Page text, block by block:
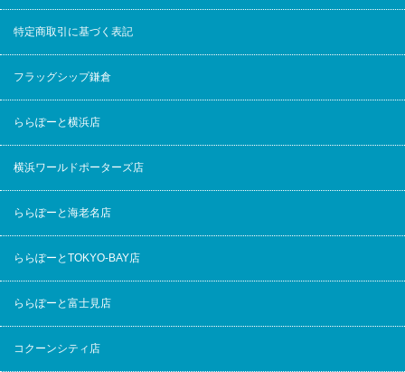
特定商取引に基づく表記
フラッグシップ鎌倉
ららぽーと横浜店
横浜ワールドポーターズ店
ららぽーと海老名店
ららぽーとTOKYO-BAY店
ららぽーと富士見店
コクーンシティ店